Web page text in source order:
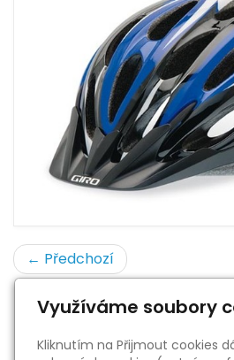
← Předchozí
Využíváme soubory
Kliknutím na Přijmout cookies